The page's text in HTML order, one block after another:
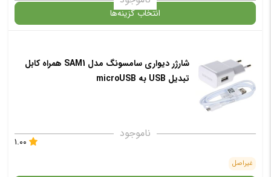
✧ چت با پشتیبان واتس آپ
انتخاب گزینه‌ها
گارانتی
✧ چت با پشتیبان واتس آپ
شارژر دیواری سامسونگ مدل SAM1 همراه کابل
تبدیل USB به microUSB
ناموجود
۱.۰۰
غیراصل